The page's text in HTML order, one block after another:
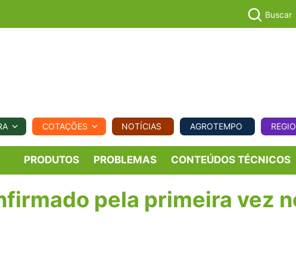
REGIONAL COMERCIAL AGROVIAGENS
Buscar
COTAÇÕES NOTÍCIAS AGROTEMPO
PRODUTOS PROBLEMAS CONTEÚDOS TÉCNICOS
pela primeira vez